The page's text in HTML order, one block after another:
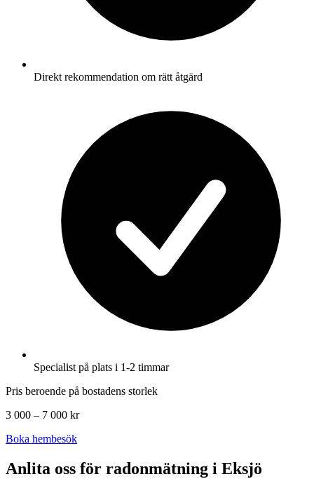
Direkt rekommendation om rätt åtgärd
Specialist på plats i 1-2 timmar
Pris beroende på bostadens storlek
3 000 – 7 000 kr
Boka hembesök
Anlita oss för radonmätning i Eksjö